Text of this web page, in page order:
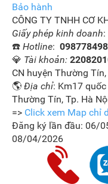
Bảo hành
CÔNG TY TNHH CƠ
Giấy phép kinh doanh:
☎️ Hotline:
💎 Tài khoản:
CN huyện Thường
🌎 Địa chỉ: Km17
Thường Tín, Tp. Hà
=> Click xem Map chỉ
Đăng ký lần đầu: 06/
08/04/2026